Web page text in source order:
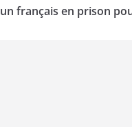
français en prison